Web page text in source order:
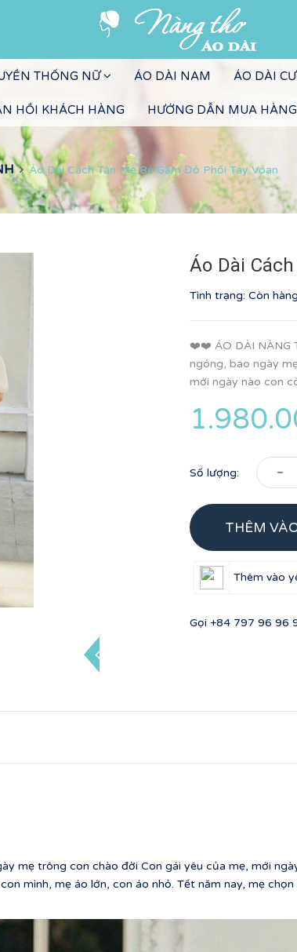
THỐNG NỮ ÁO DÀI NAM ÁO DÀI
HỒI KHÁCH HÀNG HƯỚNG DẪN MUA HÀNG
Áo Dài Cách Tân Mẹ Bé Gấm Đỏ Phối Tay Voan
Áo Dài
Tình trạng: Còn hàng
❤️❤️ ÁO DÀI NÀNG
ngóng, bao ngày
mới ngày nào con
Số lượng: -
THÊM
Thêm vào
Gọi +84 797 96 96
mẹ trông con chào đời Con gái yêu của mẹ, mới
mình, mẹ áo lớn, con áo nhỏ. Tết năm nay, mẹ